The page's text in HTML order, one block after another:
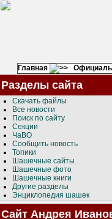
Главная
Разделы сайта
Скачать файлы
Все новости
Поиск по сайту
Секции
ЧаВО
Сообщить новость
Топики
Шашечные сайты
Шашечные фото
Шашечные книги
Другие разделы
Энциклопедия шашек
Сайт Андрея